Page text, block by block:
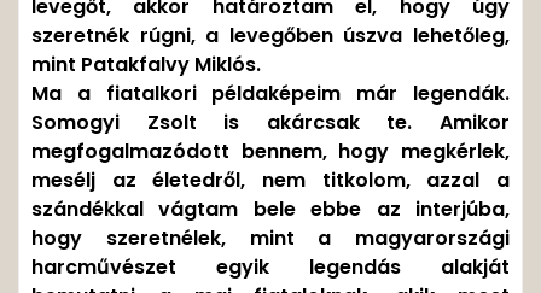
levegőt, akkor határoztam el, hogy úgy
szeretnék rúgni, a levegőben úszva lehetőleg,
mint Patakfalvy Miklós.
Ma a fiatalkori példaképeim már legendák.
Somogyi Zsolt is akárcsak te. Amikor
megfogalmazódott bennem, hogy megkérlek,
mesélj az életedről, nem titkolom, azzal a
szándékkal vágtam bele ebbe az interjúba,
hogy szeretnélek, mint a magyarországi
harcművészet egyik legendás alakját